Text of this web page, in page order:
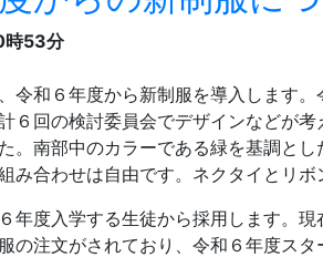
53分
令和６年度から新制服を導入します
６回の検討委員会でデザインなどが
。南部中のカラーである緑を基調と
み合わせは自由です。ネクタイとリボ
年度入学する生徒から採用します。
の注文がされており、令和６年度スタ